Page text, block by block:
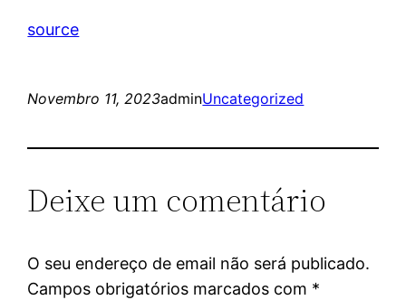
source
Novembro 11, 2023adminUncategorized
Deixe um comentário
O seu endereço de email não será publicado.
Campos obrigatórios marcados com *